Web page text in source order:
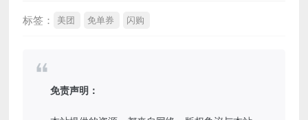
标签： 美团 免单券 闪购
免责声明：